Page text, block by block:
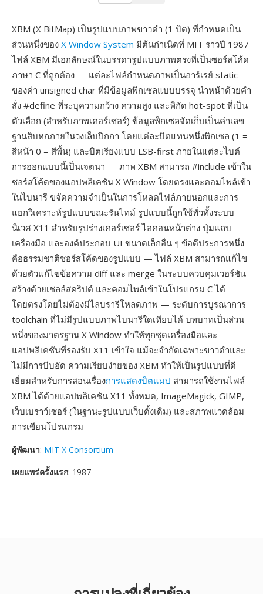
XBM (X BitMap) เป็นรูปแบบภาพขาวดำ (1 บิต) ที่กำหนดเป็น
ส่วนหนึ่งของ X Window System มีต้นกำเนิดที่ MIT ราวปี 1987
ไฟล์ XBM มีเอกลักษณ์ในบรรดารูปแบบภาพตรงที่เป็นซอร์สโค้ด
ภาษา C ที่ถูกต้อง — แต่ละไฟล์กำหนดภาพเป็นอาร์เรย์ static
ของค่า unsigned char ที่มีข้อมูลพิกเซลแบบบรรจุ นำหน้าด้วยคำ
สั่ง #define ที่ระบุความกว้าง ความสูง และพิกัด hot-spot ที่เป็น
ตัวเลือก (สำหรับภาพเคอร์เซอร์) ข้อมูลพิกเซลจัดเก็บเป็นค่าเลข
ฐานสิบหกภายในวงเล็บปีกกา โดยแต่ละบิตแทนหนึ่งพิกเซล (1 =
สีหน้า 0 = สีพื้น) และบิตเรียงแบบ LSB-first ภายในแต่ละไบต์
การออกแบบนี้เป็นเจตนา — ภาพ XBM สามารถ #include เข้าใน
ซอร์สโค้ดของแอปพลิเคชัน X Window โดยตรงและคอมไพล์เข้า
ในไบนารี ขจัดความจำเป็นในการโหลดไฟล์ภายนอกและการ
แยกวิเคราะห์รูปแบบขณะรันไทม์ รูปแบบนี้ถูกใช้ทั่วทั้งระบบ
นิเวศ X11 สำหรับรูปร่างเคอร์เซอร์ ไอคอนหน้าต่าง ปุ่มแถบ
เครื่องมือ และองค์ประกอบ UI ขนาดเล็กอื่น ๆ ข้อดีประการหนึ่ง
คือธรรมชาติซอร์สโค้ดของรูปแบบ — ไฟล์ XBM สามารถแก้ไข
ด้วยตัวแก้ไขข้อความ diff และ merge ในระบบควบคุมเวอร์ชัน
สร้างด้วยเชลล์สคริปต์ และคอมไพล์เข้าในโปรแกรม C ได้
โดยตรงโดยไม่ต้องมีไลบรารีโหลดภาพ — ระดับการบูรณาการ
toolchain ที่ไม่มีรูปแบบภาพไบนารีใดเทียบได้ บทบาทเป็นส่วน
หนึ่งของมาตรฐาน X Window ทำให้ทุกชุดเครื่องมือและ
แอปพลิเคชันที่รองรับ X11 เข้าใจ แม้จะจำกัดเฉพาะขาวดำและ
ไม่มีการบีบอัด ความเรียบง่ายของ XBM ทำให้เป็นรูปแบบที่ดี
เยี่ยมสำหรับการสอนเรื่องการแสดงบิตแมป สามารถใช้งานไฟล์
XBM ได้ด้วยแอปพลิเคชัน X11 ทั้งหมด, ImageMagick, GIMP,
เว็บเบราว์เซอร์ (ในฐานะรูปแบบเว็บดั้งเดิม) และสภาพแวดล้อม
การเขียนโปรแกรม
ผู้พัฒนา: MIT X Consortium
เผยแพร่ครั้งแรก: 1987